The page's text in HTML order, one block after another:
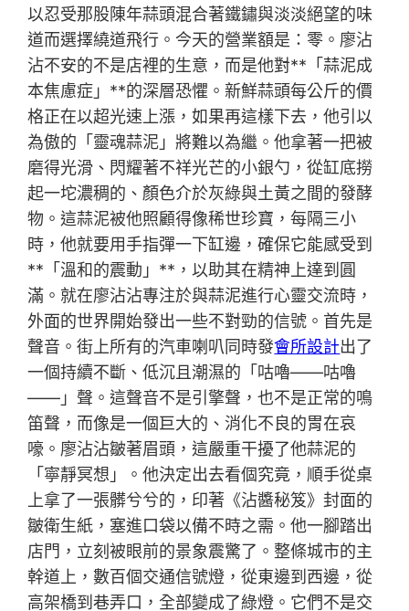
以忍受那股陳年蒜頭混合著鐵鏽與淡淡絕望的味
道而選擇繞道飛行。今天的營業額是：零。廖沾
沾不安的不是店裡的生意，而是他對**「蒜泥成
本焦慮症」**的深層恐懼。新鮮蒜頭每公斤的價
格正在以超光速上漲，如果再這樣下去，他引以
為傲的「靈魂蒜泥」將難以為繼。他拿著一把被
磨得光滑、閃耀著不祥光芒的小銀勺，從缸底撈
起一坨濃稠的、顏色介於灰綠與土黃之間的發酵
物。這蒜泥被他照顧得像稀世珍寶，每隔三小
時，他就要用手指彈一下缸邊，確保它能感受到
**「溫和的震動」**，以助其在精神上達到圓
滿。就在廖沾沾專注於與蒜泥進行心靈交流時，
外面的世界開始發出一些不對勁的信號。首先是
聲音。街上所有的汽車喇叭同時發會所設計出了
一個持續不斷、低沉且潮濕的「咕嚕——咕嚕
——」聲。這聲音不是引擎聲，也不是正常的鳴
笛聲，而像是一個巨大的、消化不良的胃在哀
嚎。廖沾沾皺著眉頭，這嚴重干擾了他蒜泥的
「寧靜冥想」。他決定出去看個究竟，順手從桌
上拿了一張髒兮兮的，印著《沾醬秘笈》封面的
皺衛生紙，塞進口袋以備不時之需。他一腳踏出
店門，立刻被眼前的景象震驚了。整條城市的主
幹道上，數百個交通信號燈，從東邊到西邊，從
高架橋到巷弄口，全部變成了綠燈。它們不是交